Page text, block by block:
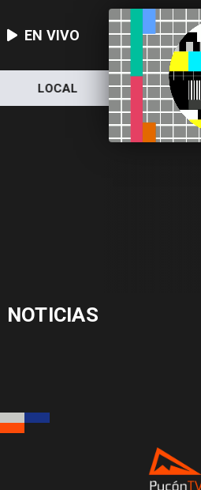
EN VIVO
LOCAL NACIONAL
NOTICIAS